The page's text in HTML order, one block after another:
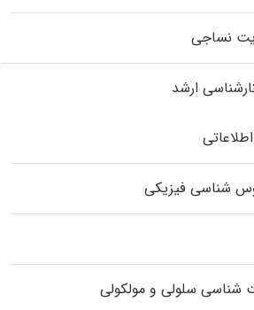
نساجی
ارشد
شناسی فیزیکی
شناسی سلولی و مولکولی